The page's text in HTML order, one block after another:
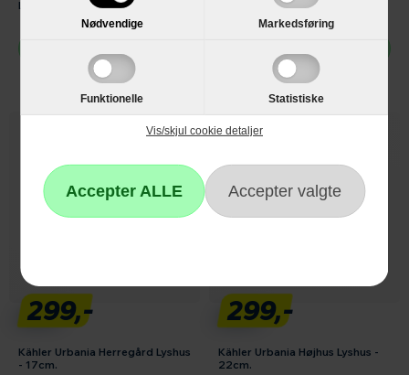
Nødvendige Markedsføring
Funktionelle Statistiske
Vis/skjul cookie detaljer
Lysestage - Ø7,5cm.
299,-
Kähler Urbania Herregård Lyshus
- 17cm.
299,-
Kähler Urbania Højhus Lyshus -
22cm.